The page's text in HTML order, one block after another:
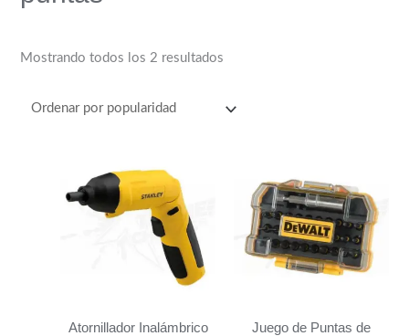
Mostrando todos los 2 resultados
Atornillador Inalámbrico
Juego de Puntas de